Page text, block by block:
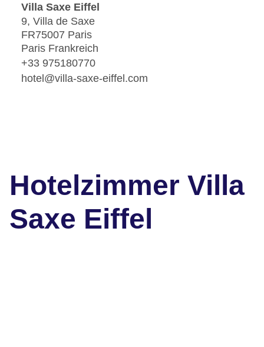
Villa Saxe Eiffel
9, Villa de Saxe
FR75007 Paris
Paris Frankreich
+33 975180770
hotel@villa-saxe-eiffel.com
Hotelzimmer Villa
Saxe Eiffel